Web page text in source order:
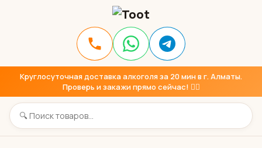
Круглосуточная доставка алкоголя за 20 мин в г. Алматы.
Проверь и закажи прямо сейчас! 👇🏼